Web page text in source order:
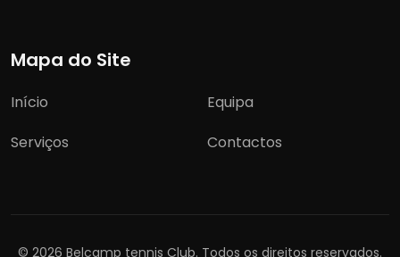
Mapa do Site
Início
Equipa
Serviços
Contactos
© 2026 Belcamp tennis Club. Todos os direitos reservados.